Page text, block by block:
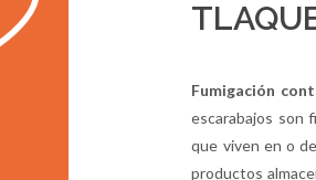
Fumigación
escarabajos son
que viven en o
productos